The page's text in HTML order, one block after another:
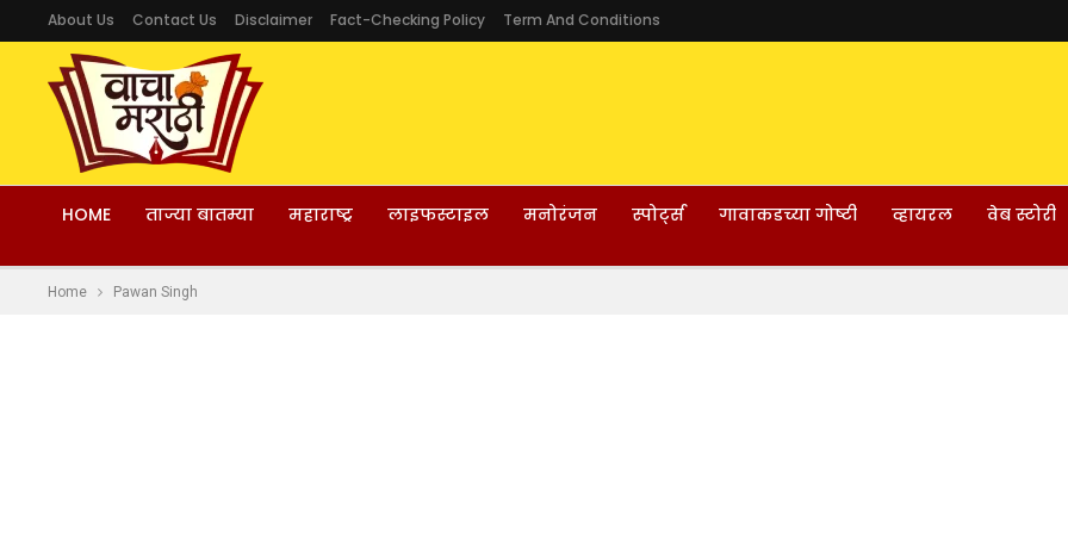
About Us Contact Us Disclaimer Fact-Checking Policy Term And Conditions
HOME ताज्या बातम्या महाराष्ट्र लाइफस्टाइल मनोरंजन स्पोर्ट्स गावाकडच्या गोष्टी व्हायरल वेब स्टोरी
Home Pawan Singh